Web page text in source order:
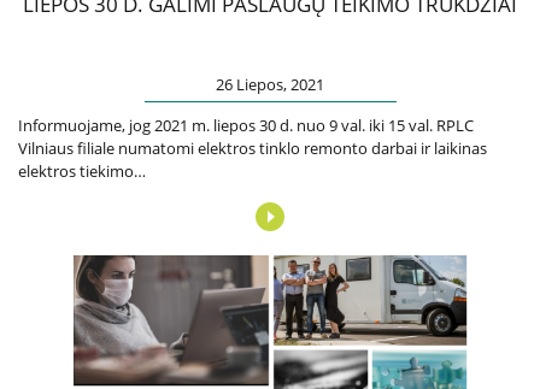
Kitos paslaugos
Pažymų išdavimas
Apsvaigimo nustatymas ir biologinių terpių paėmimas
Remisijos patvirtinimas
Mokymai specialistams
26 Liepos, 2021
Informuojame, jog 2021 m. liepos 30 d. nuo 9 val. iki 15 val. RPLC
Vilniaus filiale numatomi elektros tinklo remonto darbai ir laikinas
elektros tiekimo…